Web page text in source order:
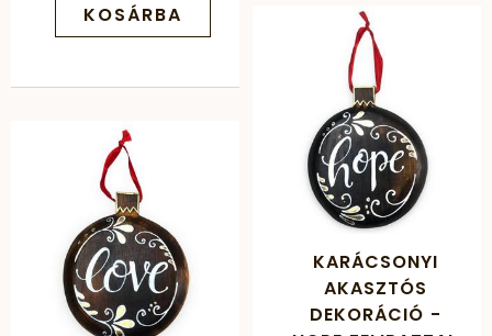
KOSÁRBA
KARÁCSONYI
AKASZTÓS
DEKORÁCIÓ -